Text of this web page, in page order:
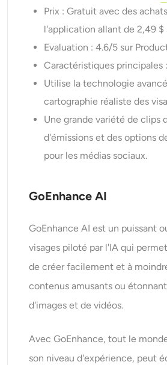
Prix : Gratuit avec des
l'application allant de 2,49 $
Evaluation : 4.6/5 sur
Caractéristiques principales :
Utilise la technologie
cartographie réaliste des
Une grande variété de clips
d'émissions et des options
pour les médias sociaux.
GoEnhance AI
GoEnhance AI est un puissant
visages piloté par l'IA qui
de créer facilement et à
contenus amusants ou
d'images et de vidéos.
Avec GoEnhance, tout le
son niveau d'expérience, peut